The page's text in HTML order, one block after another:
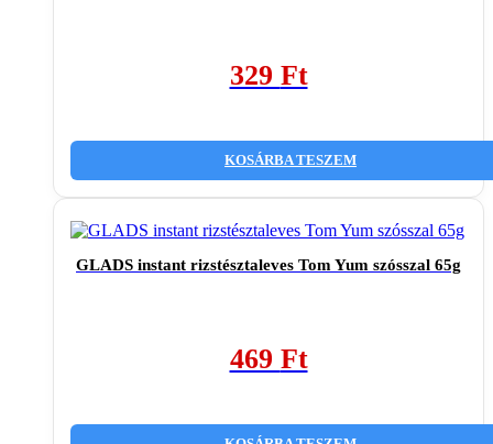
329 Ft
KOSÁRBA TESZEM
GLADS instant rizstésztaleves Tom Yum szósszal 65g
469 Ft